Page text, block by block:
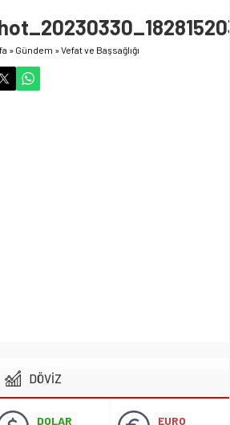
krizi sonucu hayatını
Ziyaretlerini
Yoğunlaştırdı
» Gündem »Vefat ve Başsağlığı
DÖVİZ
DOLAR
EURO